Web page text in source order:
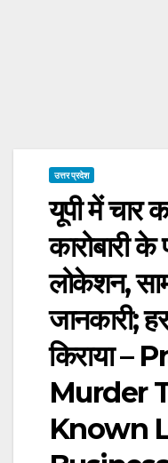
उत्तर प्रदेश
यूपी में चार
कारोबारी
लोकेशन,
जानकारी;
किराया –
Murder
Known